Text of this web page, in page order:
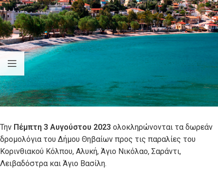
Την Πέμπτη 3 Αυγούστου 2023 ολοκληρώνονται τα δωρεάν
δρομολόγια του Δήμου Θηβαίων προς τις παραλίες του
Κορινθιακού Κόλπου, Αλυκή, Άγιο Νικόλαο, Σαράντι,
Λειβαδόστρα και Άγιο Βασίλη.